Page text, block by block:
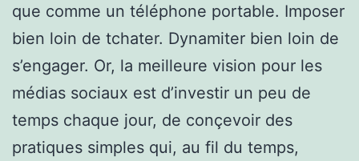
que comme un téléphone portable. Imposer
bien loin de tchater. Dynamiter bien loin de
s’engager. Or, la meilleure vision pour les
médias sociaux est d’investir un peu de
temps chaque jour, de conçevoir des
pratiques simples qui, au fil du temps,